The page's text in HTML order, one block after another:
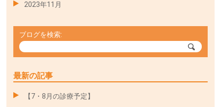
2023年11月
ブログを検索:
最新の記事
【7・8月の診療予定】